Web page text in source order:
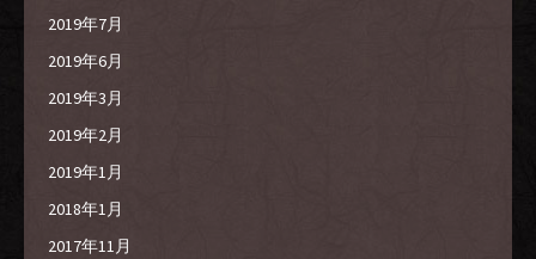
2019年7月
2019年6月
2019年3月
2019年2月
2019年1月
2018年1月
2017年11月